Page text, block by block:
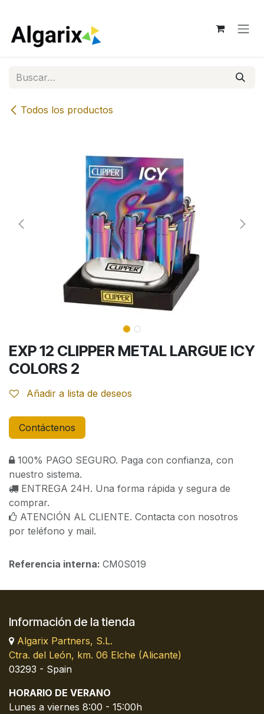
Todos los productos
EXP 12 CLIPPER METAL LARGUE ICY
COLORS 2
Añadir a lista de deseos
Contáctenos
100% PAGO SEGURO. Paga con confianza, con
nuestro sistema.
ENTREGA 24H. Una forma rápida y segura de
comprar.
ATENCIÓN AL CLIENTE. Contacta con nosotros
por teléfono y mail.
Referencia interna: CM0S019
Información de la tienda
Algarix Partners, S.L.
Ctra. del León, km. 06 Elche (Alicante)
03293 - Spain
HORARIO DE VERANO
Lunes a viernes 8:00 - 15:00h